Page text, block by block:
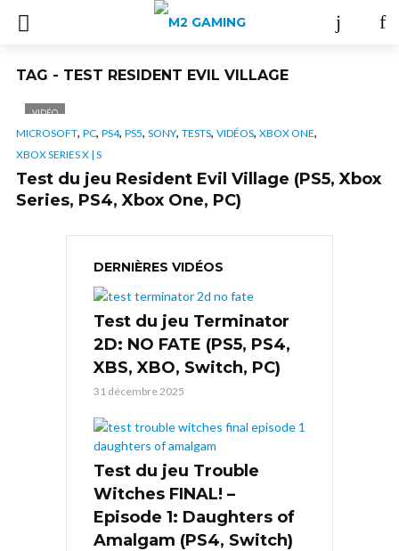
TAG - TEST RESIDENT EVIL VILLAGE
VIDÉO
MICROSOFT, PC, PS4, PS5, SONY, TESTS, VIDÉOS, XBOX ONE,
XBOX SERIES X | S
Test du jeu Resident Evil Village (PS5, Xbox
Series, PS4, Xbox One, PC)
DERNIÈRES VIDÉOS
Test du jeu Terminator
2D: NO FATE (PS5, PS4,
XBS, XBO, Switch, PC)
31 décembre 2025
Test du jeu Trouble
Witches FINAL! –
Episode 1: Daughters of
Amalgam (PS4, Switch)